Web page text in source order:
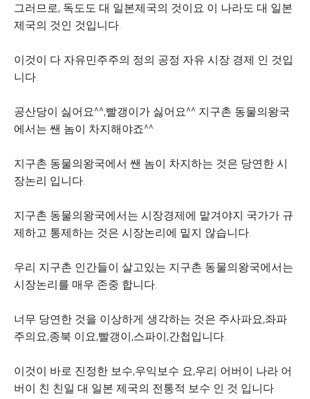
그러므로, 독도도 대 일본제국의 것이요 이 나라도 대 일본
제국의 것인 것입니다.
이것이 다 자유민주주의 정의 공정 자유 시장 경제 인 것입
니다.
공산당이 싫어요^^,빨갱이가 싫어요^^ 지구촌 동물의왕국
에서는 쌘 놈이 차지해야죠^^
지구촌 동물의왕국에서 쌘 놈이 차지하는 것은 당연한 시
장논리 입니다.
지구촌 동물의왕국에서는 시장경제에 맡겨야지 국가가 규
제하고 통제하는 것은 시장논리에 밑지 않습니다.
우리 지구촌 인간들이 살고있는 지구촌 동물의왕국에서는
시장논리를 매우 존중 합니다.
너무 당연한 것을 이상하게 생각하는 것은 주사파요,좌파
주의요,종북 이요,빨갱이,스파이,간첩입니다.
이것이 바로 진정한 보수,우익보수 요,우리 어버이 나라 어
버이 친 친일 대 일본 제국의 전통적 보수 인 것 입니다.